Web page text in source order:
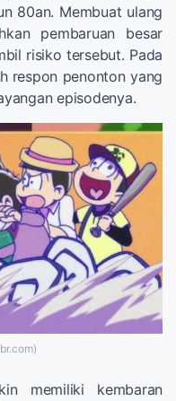
80an. Membuat ulang
pembaruan besar
risiko tersebut. Pada
respon penonton yang
episodenya.
memiliki kembaran